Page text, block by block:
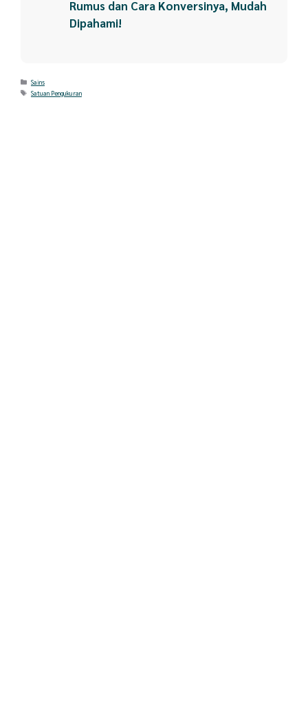
Rumus dan Cara Konversinya, Mudah
Dipahami!
Categories
Sains
Tags
Satuan Pengukuran